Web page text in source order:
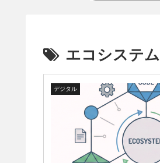
エコシステム
デジタル